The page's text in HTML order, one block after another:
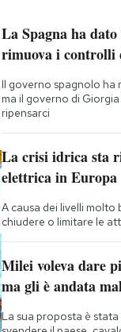
La Spagna ha
rimuova i
Il governo spagnolo ha
ma il governo di
ripensarci
La crisi idrica sta
elettrica in Europa
A causa dei livelli
chiudere o limitare le
Milei voleva dare
ma gli è andata
La sua proposta è